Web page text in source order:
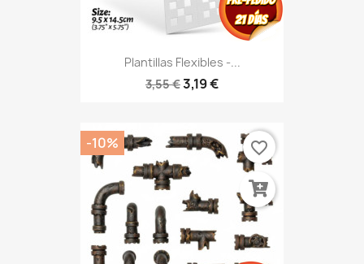
Plantillas Flexibles -...
3,55 €3,19 €
-10% favorite_border